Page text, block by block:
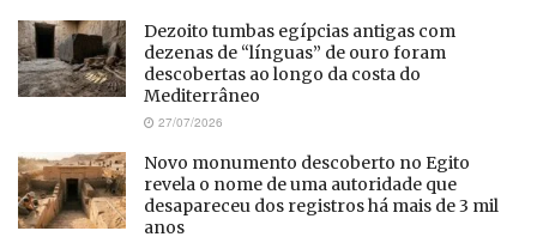
Dezoito tumbas egípcias antigas com
dezenas de “línguas” de ouro foram
descobertas ao longo da costa do
Mediterrâneo
27/07/2026
Novo monumento descoberto no Egito
revela o nome de uma autoridade que
desapareceu dos registros há mais de 3 mil
anos